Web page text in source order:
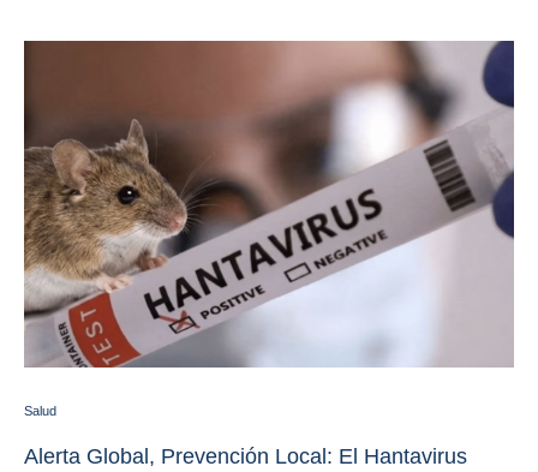
Salud
Alerta Global, Prevención Local: El Hantavirus